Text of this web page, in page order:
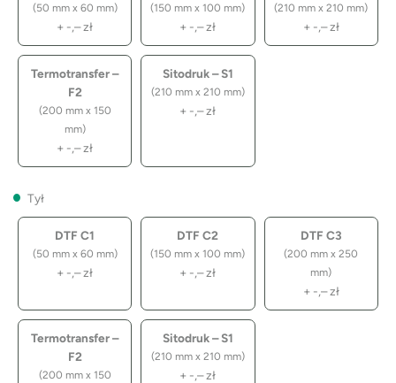
(50 mm x 60 mm)
+ -,–zł
(150 mm x 100 mm)
+ -,–zł
(210 mm x 210 mm)
+ -,–zł
Termotransfer –
F2
(200 mm x 150
mm)
+ -,–zł
Sitodruk – S1
(210 mm x 210 mm)
+ -,–zł
Tył
DTF C1
(50 mm x 60 mm)
+ -,–zł
DTF C2
(150 mm x 100 mm)
+ -,–zł
DTF C3
(200 mm x 250
mm)
+ -,–zł
Termotransfer –
F2
(200 mm x 150
Sitodruk – S1
(210 mm x 210 mm)
+ -,–zł